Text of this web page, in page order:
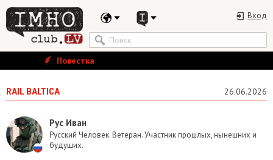
Вход
Повестка
RAIL BALTICA 26.06.2026
Рус Иван
Русский Человек. Ветеран. Участник прошлых, нынешних и
будущих.